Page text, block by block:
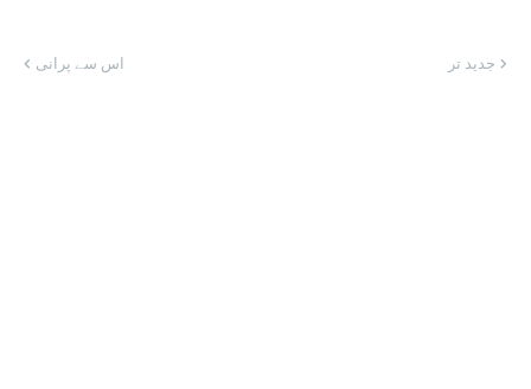
جدید تر اس سے پرانی